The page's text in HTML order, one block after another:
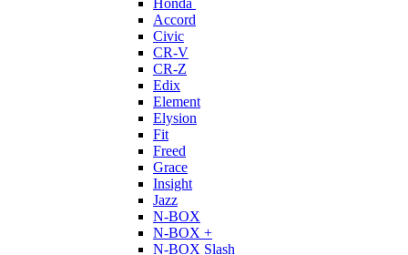
Honda
Accord
Civic
CR-V
CR-Z
Edix
Element
Elysion
Fit
Freed
Grace
Insight
Jazz
N-BOX
N-BOX +
N-BOX Slash